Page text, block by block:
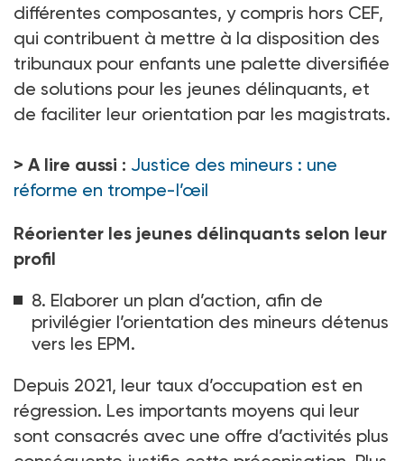
différentes composantes, y compris hors CEF,
qui contribuent à mettre à la disposition des
tribunaux pour enfants une palette diversifiée
de solutions pour les jeunes délinquants, et
de faciliter leur orientation par les magistrats.
> A lire aussi : Justice des mineurs : une
réforme en trompe-l’œil
Réorienter les jeunes délinquants selon leur
profil
8. Elaborer un plan d’action, afin de
privilégier l’orientation des mineurs détenus
vers les EPM.
Depuis 2021, leur taux d’occupation est en
régression. Les importants moyens qui leur
sont consacrés avec une offre d’activités plus